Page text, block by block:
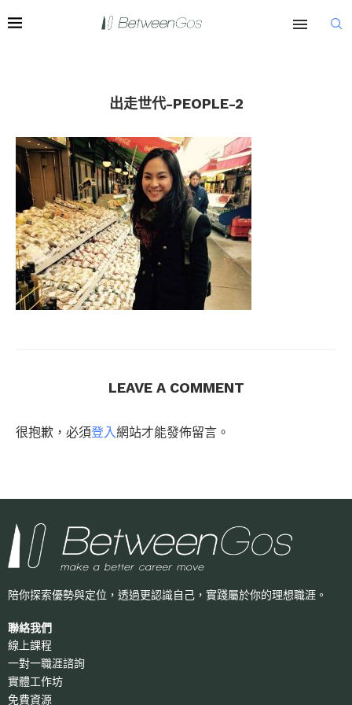
出走世代-PEOPLE-2
LEAVE A COMMENT
很抱歉，必須登入網站才能發佈留言。
陪你探索優勢與定位，透過更認識自己， 實踐屬於你的理想職涯。
聯絡我們
線上課程
一對一職涯諮詢
實體工作坊
免費資源